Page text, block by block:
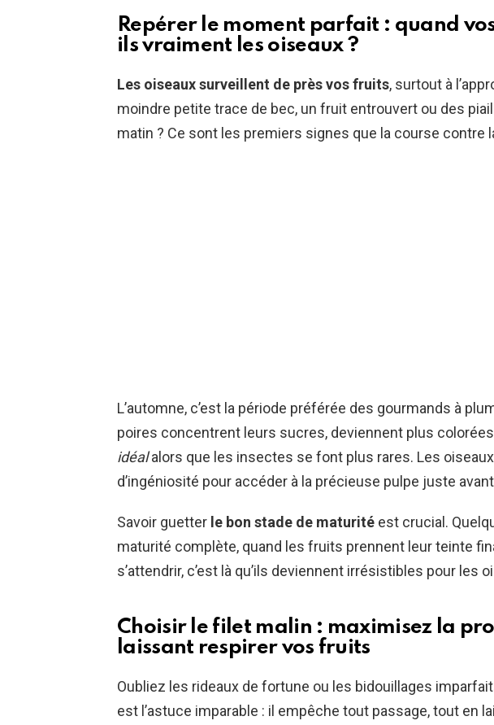
Repérer le moment parfait : quand
ils vraiment les oiseaux ?
Les oiseaux surveillent de près vos fruits, surtout à
moindre petite trace de bec, un fruit entrouvert ou des
matin ? Ce sont les premiers signes que la course contre
L’automne, c’est la période préférée des gourmands à
poires concentrent leurs sucres, deviennent plus
idéalalors que les insectes se font plus rares. Les
d’ingéniosité pour accéder à la précieuse pulpe juste
Savoir guetter le bon stade de maturité est crucial.
maturité complète, quand les fruits prennent leur teinte
s’attendrir, c’est là qu’ils deviennent irrésistibles pour les
Choisir le filet malin : maximisez la
laissant respirer vos fruits
Oubliez les rideaux de fortune ou les bidouillages
est l’astuce imparable : il empêche tout passage, tout en